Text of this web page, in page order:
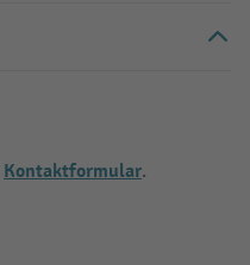
Kontaktformular.